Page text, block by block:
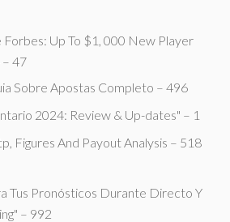
Up To $1, 000 New Player
47
Sobre Apostas Completo – 496
2024: Review & Up-dates" – 1
Figures And Payout Analysis – 518
Tus Pronósticos Durante Directo Y
– 992